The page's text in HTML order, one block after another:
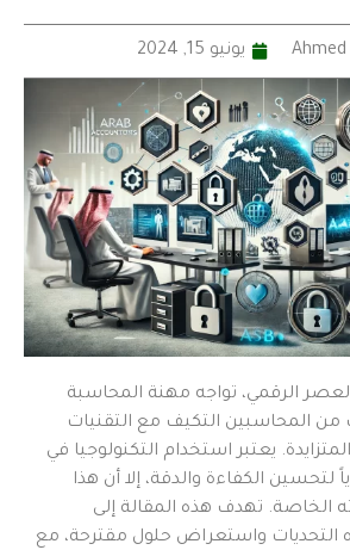
Ahmed يونيو 15, 2024
الرقمي، تواجه مهنة المحاسبة
من المحاسبين التكيف مع التقنيات
يعتبر استخدام التكنولوجيا في
لتحسين الكفاءة والدقة، إلا أن هذا
الخاصة. تهدف هذه المقالة إلى
واستعراض حلول مقترحة، مع